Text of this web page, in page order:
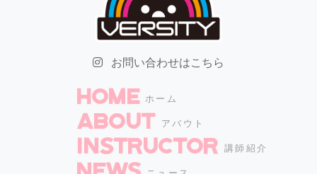
お問い合わせはこちら
HOME ホーム
ABOUT アバウト
INSTRUCTOR 講師紹介